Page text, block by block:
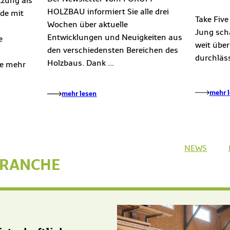
mit
mehr
HOLZBAU informiert Sie alle drei
Wochen über aktuelle
Entwicklungen und Neuigkeiten aus
den verschiedensten Bereichen des
Holzbaus. Dank ...
mehr lesen
Take
Jung
weit
mehr
NEWS